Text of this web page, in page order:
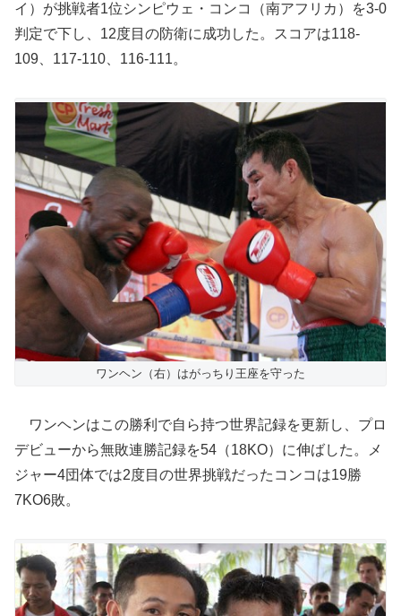
イ）が挑戦者1位シンピウェ・コンコ（南アフリカ）を3-0
判定で下し、12度目の防衛に成功した。スコアは118-
109、117-110、116-111。
ワンヘン（右）はがっちり王座を守った
ワンヘンはこの勝利で自ら持つ世界記録を更新し、プロ
デビューから無敗連勝記録を54（18KO）に伸ばした。メ
ジャー4団体では2度目の世界挑戦だったコンコは19勝
7KO6敗。